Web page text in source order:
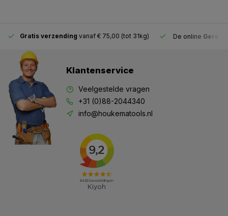
Gratis verzending vanaf € 75,00 (tot 31kg) De online
Klantenservice
Veelgestelde vragen
+31 (0)88-2044340
info@houkematools.nl